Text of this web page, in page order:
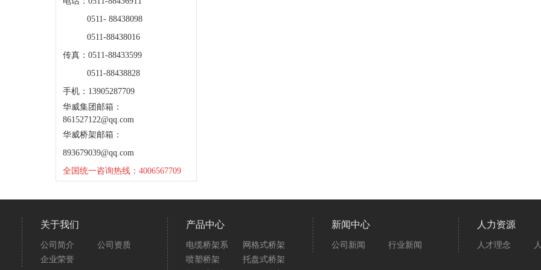
0511- 88438098
0511-88438016
传真：0511-88433599
0511-88438828
手机：13905287709
华威集团邮箱：
861527122@qq.com
华威桥架邮箱：
893679039@qq.com
全国统一咨询热线：4006567709
关于我们
公司简介
公司资质
企业荣誉
产品中心
电缆桥架系
网格式桥架
喷塑桥架
托盘式桥架
新闻中心
公司新闻 行业新闻
人力资源
人才理念